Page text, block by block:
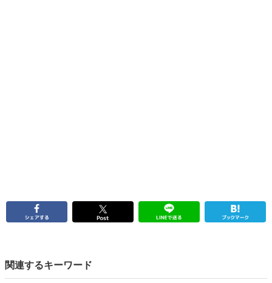
関連するキーワード